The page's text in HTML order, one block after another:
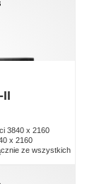
II
3840 x 2160
x 2160
ze wszystkich